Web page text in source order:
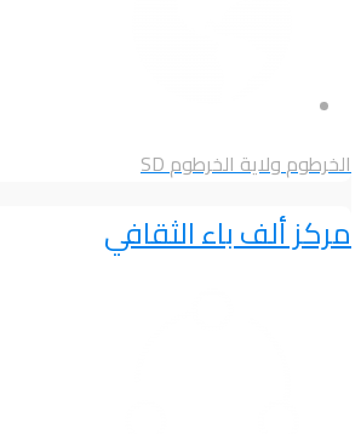
الخرطوم ولاية الخرطومSD
مركز ألف باء الثقافي